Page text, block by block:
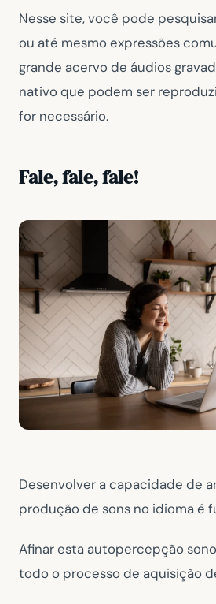
Nesse site, você pode
ou até mesmo expressões
grande acervo de áudios
nativo que podem ser
for necessário.
Fale, fale, fale!
Desenvolver a capacidade de
produção de sons no idioma é
Afinar esta autopercepção
todo o processo de aquisição